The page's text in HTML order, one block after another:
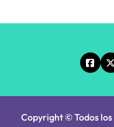
Copyright © Todos